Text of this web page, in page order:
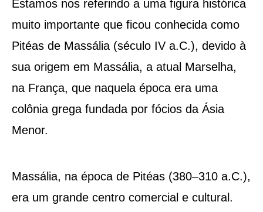
Estamos nos referindo a uma figura histórica
muito importante que ficou conhecida como
Pitéas de Massália (século IV a.C.), devido à
sua origem em Massália, a atual Marselha,
na França, que naquela época era uma
colônia grega fundada por fócios da Ásia
Menor.
Massália, na época de Pitéas (380–310 a.C.),
era um grande centro comercial e cultural.